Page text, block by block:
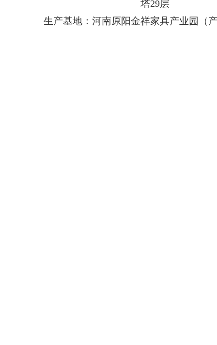
塔29层
生产基地：河南原阳金祥家具产业园（